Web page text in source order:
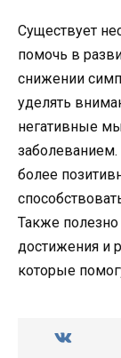
Существует
помочь в
снижении
уделять
негативные
более
Также
достижения и
которые